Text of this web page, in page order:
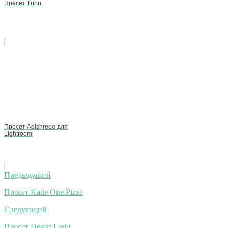
Пресет Turin
Пресет Adishreee для
Lightroom
Навигация
по
записям
Предыдущий
Пресет Katie One Pizza
Следующий